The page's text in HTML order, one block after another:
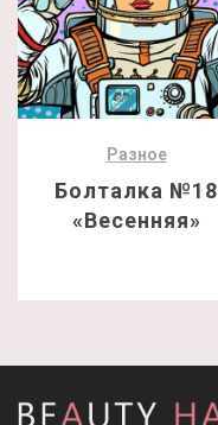
Разное
Болталка №18
«Весенняя»